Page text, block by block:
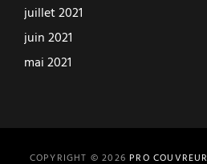
juillet 2021
juin 2021
mai 2021
COPYRIGHT © 2026 PRO COUVREUR